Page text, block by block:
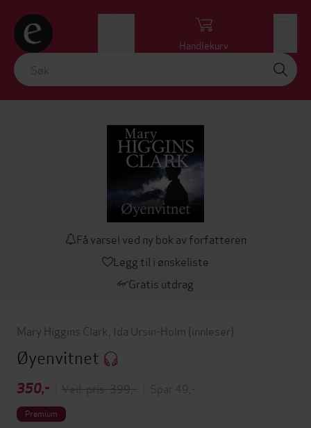
Handlekurv
Få varsel ved ny bok av forfatteren
Legg til i ønskeliste
Gratis utdrag
Mary Higgins Clark Ida Ursin-Holm (innleser)
Øyenvitnet
350,- Veil. pris: 399,- Spar 49,-
Premium